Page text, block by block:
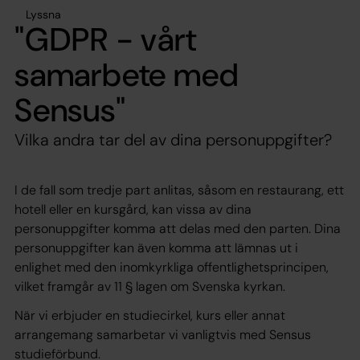
Lyssna
"GDPR - vårt
samarbete med
Sensus"
Vilka andra tar del av dina personuppgifter?
I de fall som tredje part anlitas, såsom en restaurang, ett
hotell eller en kursgård, kan vissa av dina
personuppgifter komma att delas med den parten. Dina
personuppgifter kan även komma att lämnas ut i
enlighet med den inomkyrkliga offentlighetsprincipen,
vilket framgår av 11 § lagen om Svenska kyrkan.
När vi erbjuder en studiecirkel, kurs eller annat
arrangemang samarbetar vi vanligtvis med Sensus
studieförbund.